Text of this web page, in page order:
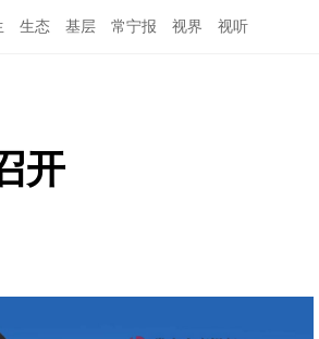
生态 基层 常宁报 视界 视听
开